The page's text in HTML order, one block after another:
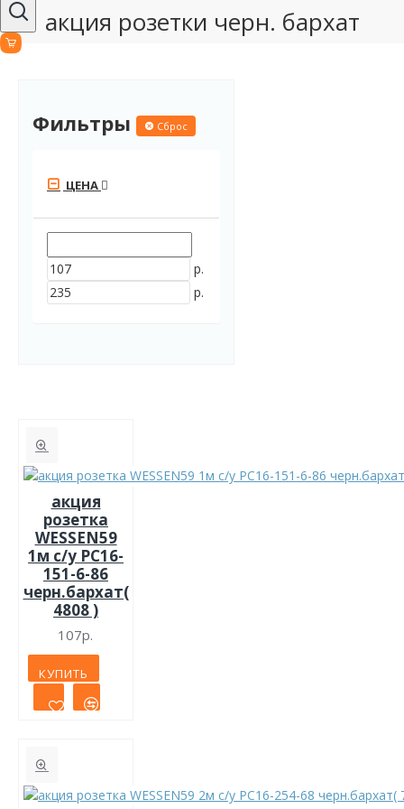
акция розетки черн. бархат
Фильтры Сброс
ЦЕНА
р.
р.
акция
розетка
WESSEN59
1м с/у РС16-
151-6-86
черн.бархат(
4808 )
107р.
КУПИТЬ